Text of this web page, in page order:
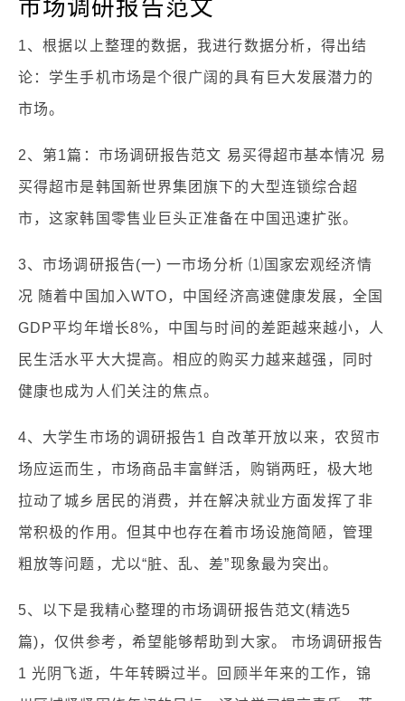
1、根据以上整理的数据，我进行数据分析，得出结
论：学生手机市场是个很广阔的具有巨大发展潜力的
市场。
2、第1篇：市场调研报告范文 易买得超市基本情况 易
买得超市是韩国新世界集团旗下的大型连锁综合超
市，这家韩国零售业巨头正准备在中国迅速扩张。
3、市场调研报告(一) 一市场分析 ⑴国家宏观经济情
况 随着中国加入WTO，中国经济高速健康发展，全国
GDP平均年增长8%，中国与时间的差距越来越小，人
民生活水平大大提高。相应的购买力越来越强，同时
健康也成为人们关注的焦点。
4、大学生市场的调研报告1 自改革开放以来，农贸市
场应运而生，市场商品丰富鲜活，购销两旺，极大地
拉动了城乡居民的消费，并在解决就业方面发挥了非
常积极的作用。但其中也存在着市场设施简陋，管理
粗放等问题，尤以“脏、乱、差”现象最为突出。
5、以下是我精心整理的市场调研报告范文(精选5
篇)，仅供参考，希望能够帮助到大家。 市场调研报告
1 光阴飞逝，牛年转瞬过半。回顾半年来的工作，锦